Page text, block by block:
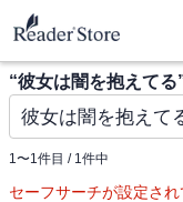
“彼女は闇を抱えてる
1〜1件目 / 1件中
セーフサーチが設定さ